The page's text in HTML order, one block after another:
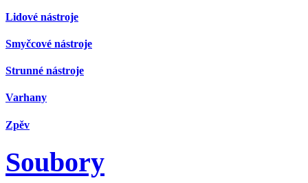
Lidové nástroje
Smyčcové nástroje
Strunné nástroje
Varhany
Zpěv
Soubory